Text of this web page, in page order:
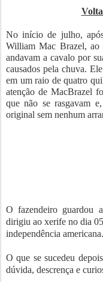
No início de julho,
William Mac Brazel, ao
andavam a cavalo por
causados pela chuva.
em um raio de quatro
atenção de MacBrazel
que não se rasgavam
original sem nenhum
O fazendeiro guardou
dirigiu ao xerife no dia
independência americana.
O que se sucedeu
dúvida, descrença e